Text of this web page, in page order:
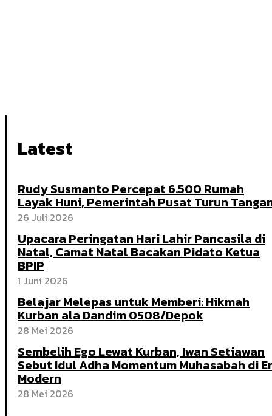
Latest
Rudy Susmanto Percepat 6.500 Rumah
Layak Huni, Pemerintah Pusat Turun
26 Juli 2026
Upacara Peringatan Hari Lahir Pancasila di
Natal, Camat Natal Bacakan Pidato Ketua
BPIP
1 Juni 2026
Belajar Melepas untuk Memberi: Hikmah
Kurban ala Dandim 0508/Depok
28 Mei 2026
Sembelih Ego Lewat Kurban, Iwan Setiawan
Sebut Idul Adha Momentum Muhasabah di
Modern
28 Mei 2026